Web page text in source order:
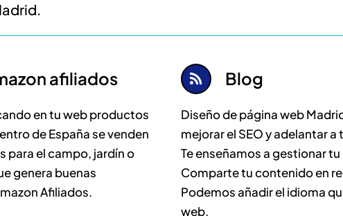
afiliados
en tu web productos
de España se venden
para el campo, jardín o
genera buenas
Afiliados.
Blog
Diseño de página web
mejorar el SEO y adelantar
Te enseñamos a gestionar
Comparte tu contenido en
Podemos añadir el idioma
web.